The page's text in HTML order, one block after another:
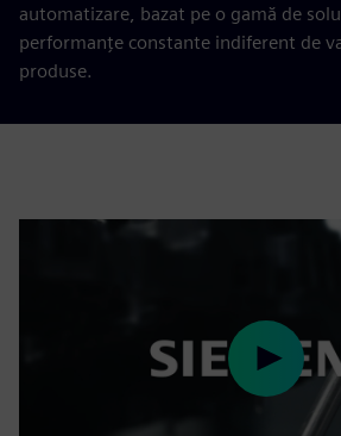
automatizare, bazat pe o gamă de
performanțe constante indiferent de
produse.
Play